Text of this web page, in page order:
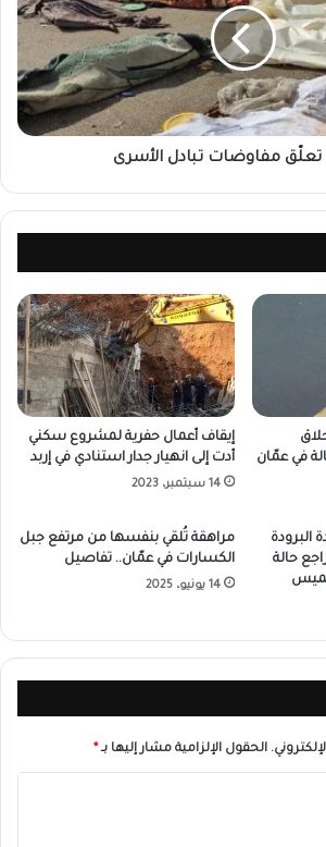
مفاوضات تبادل الأسرى
في عمّان
إيقاف أعمال حفرية لمشروع سكني
أدت إلى انهيار جدار استنادي في إربد
14 سبتمبر، 2023
حالة
مراهقة تُلقي بنفسها من مرتفع جبل
الكسارات في عمّان.. تفاصيل
14 يونيو، 2025
الحقول الإلزامية مشار إليها بـ*